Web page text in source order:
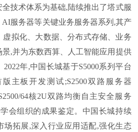
术体系为基础,陆续推出了塔式服
服务器等关键业务服务器系列,其产
拟化、大数据、分布式存储、业务
,并为东数西算、人工智能应用提供
年,中国长城基于S5000系列平台
主板开发测试;S2500双路服务器
64核2U双路均衡自主安全服务
会组织的成果鉴定。中国长城持续
场拓展,深入行业应用适配,强化生态